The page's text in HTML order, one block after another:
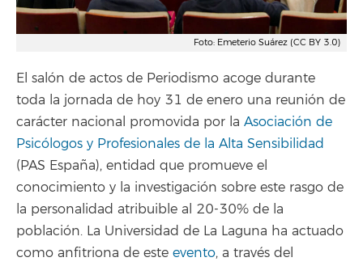
Foto: Emeterio Suárez (CC BY 3.0)
El salón de actos de Periodismo acoge durante
toda la jornada de hoy 31 de enero una reunión de
carácter nacional promovida por la Asociación de
Psicólogos y Profesionales de la Alta Sensibilidad
(PAS España), entidad que promueve el
conocimiento y la investigación sobre este rasgo de
la personalidad atribuible al 20-30% de la
población. La Universidad de La Laguna ha actuado
como anfitriona de este evento, a través del